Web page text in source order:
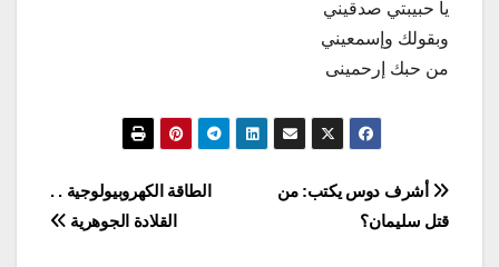
يا حبيبتي صدقيني
وبقولك وإسمعيني
من حبك إرحمينى
تصفّح
المقالات
الطاقة الكهروبيولوجية . .
القلادة الجوهرية
أشرف دوس يكتب: من
قتل سليمان؟